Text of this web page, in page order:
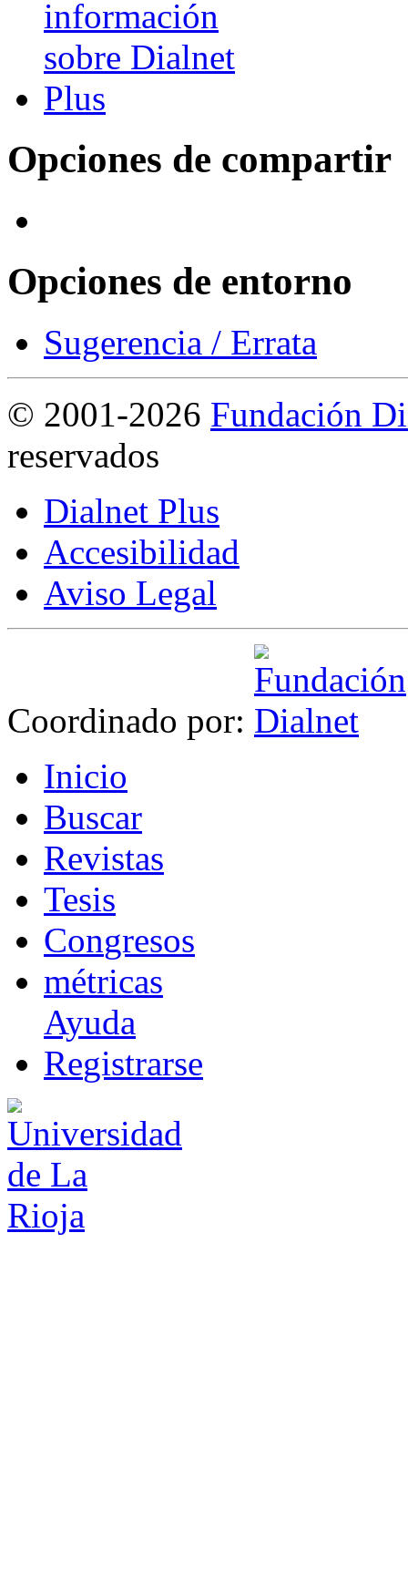
Opciones de compartir
Opciones de entorno
Sugerencia / Errata
© 2001-2026 Fundación
reservados
Dialnet Plus
Accesibilidad
Aviso Legal
Coordinado por:
Inicio
Buscar
Revistas
Tesis
Congresos
métricas
Ayuda
Registrarse